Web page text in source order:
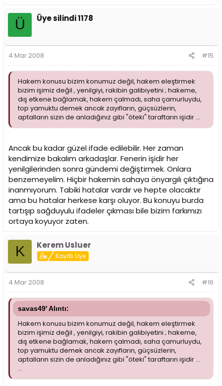
Ü Üye silindi 1178
4 Mar 2008 #15
Hakem konusu bizim konumuz değil, hakem eleştirmek
bizim işimiz değil , yenilgiyi, rakibin galibiyetini ; hakeme,
dış etkene bağlamak, hakem çalmadı, saha çamurluydu,
top yamuktu demek ancak zayıfların, güçsüzlerin,
aptalların sizin de anladığınız gibi "öteki" taraftarın işidir ...
Ancak bu kadar güzel ifade edilebilir. Her zaman
kendimize bakalım arkadaşlar. Fenerin işidir her
yenilgilerinden sonra gündemi değiştirmek. Onlara
benzemeyelim. Hiçbir hakemin sahaya önyargılı çıktığına
inanmıyorum. Tabiki hatalar vardır ve hepte olacaktır
ama bu hatalar herkese karşı oluyor. Bu konuyu burda
tartışıp sağduyulu ifadeler çıkması bile bizim farkımızı
ortaya koyuyor zaten.
K Kerem Usluer
Kayıtlı Üye
4 Mar 2008 #16
savas49' Alıntı:
Hakem konusu bizim konumuz değil, hakem eleştirmek
bizim işimiz değil , yenilgiyi, rakibin galibiyetini ; hakeme,
dış etkene bağlamak, hakem çalmadı, saha çamurluydu,
top yamuktu demek ancak zayıfların, güçsüzlerin,
aptalların sizin de anladığınız gibi "öteki" taraftarın işidir ...
...